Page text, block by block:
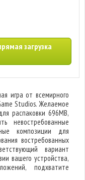
загрузка
игра от всемирного
Studios. Желаемое
распаковки 696MB,
невостребованные
композиции для
востребованных
вариант
вашего устройства,
подхватите